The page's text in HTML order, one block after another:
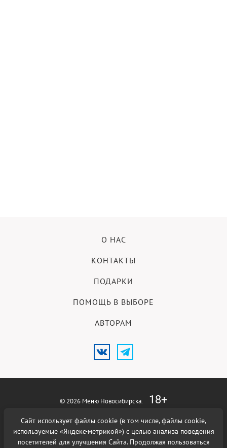
О НАС
КОНТАКТЫ
ПОДАРКИ
ПОМОЩЬ В ВЫБОРЕ
АВТОРАМ
© 2026 Меню Новосибирска. 18+
Использование материалов возможно при наличии активной
гиперссылки на сайтМеню Новосибирска.
Политика в отношении
обработки персональных данных
Сайт использует файлы cookie (в том числе, файлы cookie,
используемые «Яндекс-метрикой») с целью анализа поведения
посетителей для улучшения Сайта. Продолжая пользоваться